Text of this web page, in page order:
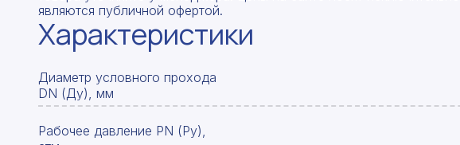
являются публичной офертой.
Характеристики
Диаметр условного прохода
DN (Ду), мм
Рабочее давление PN (Ру),